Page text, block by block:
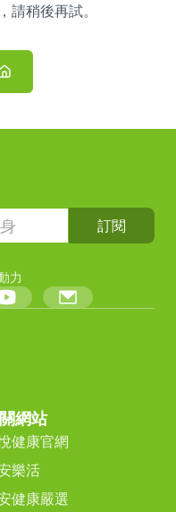
請稍後再試。
訂閱
力
網站
健康官網
樂活
健康嚴選